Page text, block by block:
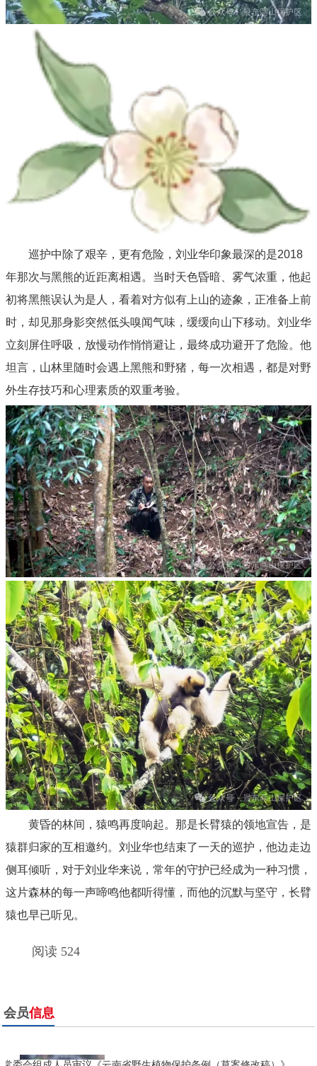
巡护中除了艰辛，更有危险，刘业华印象最深的是2018
年那次与黑熊的近距离相遇。当时天色昏暗、雾气浓重，他起
初将黑熊误认为是人，看着对方似有上山的迹象，正准备上前
时，却见那身影突然低头嗅闻气味，缓缓向山下移动。刘业华
立刻屏住呼吸，放慢动作悄悄避让，最终成功避开了危险。他
坦言，山林里随时会遇上黑熊和野猪，每一次相遇，都是对野
外生存技巧和心理素质的双重考验。
黄昏的林间，猿鸣再度响起。那是长臂猿的领地宣告，是
猿群归家的互相邀约。刘业华也结束了一天的巡护，他边走边
侧耳倾听，对于刘业华来说，常年的守护已经成为一种习惯，
这片森林的每一声啼鸣他都听得懂，而他的沉默与坚守，长臂
猿也早已听见。
阅读 524
会员信息